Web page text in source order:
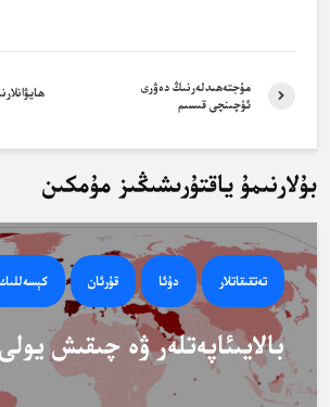
مۇجتەھىدلەرنىڭ دەۋرى
ئۈچىنچى قىسىم
بۇلارنىمۇ ياقتۇرىشىڭىز مۇمكىن
تەتقىقاتلار دۇئا قۇرئان كېسەللىك
بالايىئاپەتلەر ۋە چىقىش يولى